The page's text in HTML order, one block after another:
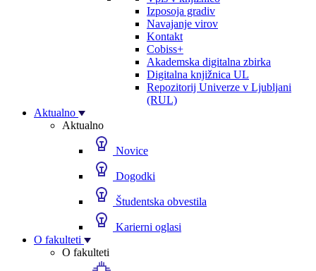
Izposoja gradiv
Navajanje virov
Kontakt
Cobiss+
Akademska digitalna zbirka
Digitalna knjižnica UL
Repozitorij Univerze v Ljubljani
(RUL)
Aktualno
Aktualno
Novice
Dogodki
Študentska obvestila
Karierni oglasi
O fakulteti
O fakulteti